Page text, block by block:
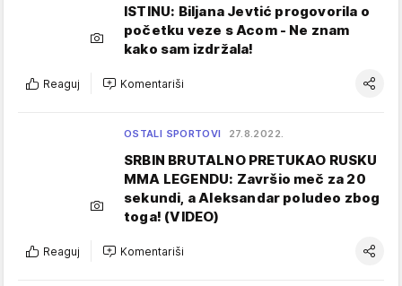
ISTINU: Biljana Jevtić progovorila o
početku veze s Acom - Ne znam
kako sam izdržala!
Reaguj Komentariši
OSTALI SPORTOVI 27.8.2022.
SRBIN BRUTALNO PRETUKAO RUSKU
MMA LEGENDU: Završio meč za 20
sekundi, a Aleksandar poludeo zbog
toga! (VIDEO)
Reaguj Komentariši